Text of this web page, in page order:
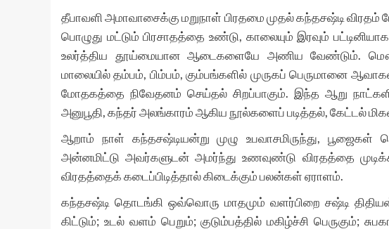
தீபாவளி அமாவாசைக்கு மறுநாள் பிரதமை முதல் கந்தசஷ்டி
பொழுது மட்டும் பிரசாதத்தை உண்டு, காலையும் இரவும்
உலர்த்திய தூய்மையான ஆடைகளையே அணிய வேண்டும். மௌன
மாலையில் தம்பம், பிம்பம், கும்பங்களில் முருகப் பெருமானை
மோதகத்தை நிவேதனம் செய்தல் சிறப்பாகும். இந்த ஆறு
அனுபூதி, கந்தர் அலங்காரம் ஆகிய நூல்களைப் படித்தல், கேட்டல்
ஆறாம் நாள் கந்தசஷ்டியன்று முழு உபவாசமிருந்து, பூஜைகள்
அன்னமிட்டு அவர்களுடன் அமர்ந்து உணவுண்டு விரதத்தை
விரதத்தைக் கடைப்பிடித்தால் கிடைக்கும் பலன்கள் ஏராளம்.
கந்தசஷ்டி தொடங்கி ஒவ்வொரு மாதமும் வளர்பிறை சஷ்டி
கிட்டும்; உடல் வளம் பெறும்; குடும்பத்தில் மகிழ்ச்சி பெருகும்;